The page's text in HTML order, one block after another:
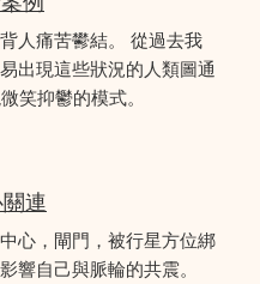
人痛苦鬰結。 從過去我
出現這些狀況的人類圖通
笑抑鬱的模式。
連
心，閘門，被行星方位綁
響自己與脈輪的共震。